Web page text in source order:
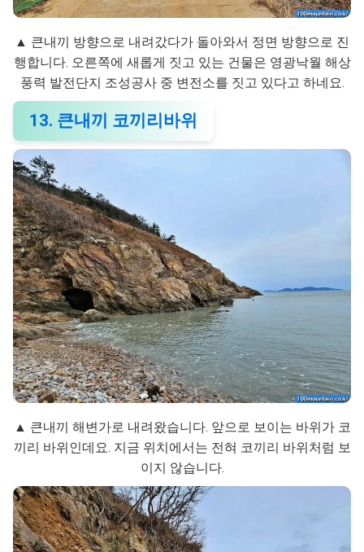
▲ 큰내끼 방향으로 내려갔다가 돌아와서 정면 방향으로 진
행합니다. 오른쪽에 새롭게 짓고 있는 건물은 영광낙월 해상
풍력 발전단지 조성공사 중 변전소를 짓고 있다고 하네요.
13. 큰내끼 코끼리바위
▲ 큰내끼 해변가로 내려왔습니다. 앞으로 보이는 바위가 코
끼리 바위인데요. 지금 위치에서는 전혀 코끼리 바위처럼 보
이지 않습니다.